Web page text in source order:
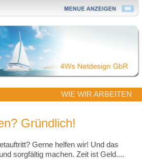
WIE WIR ARBEITEN
Gründlich!
Gerne helfen wir! Und das
sorgfältig machen. Zeit ist Geld....